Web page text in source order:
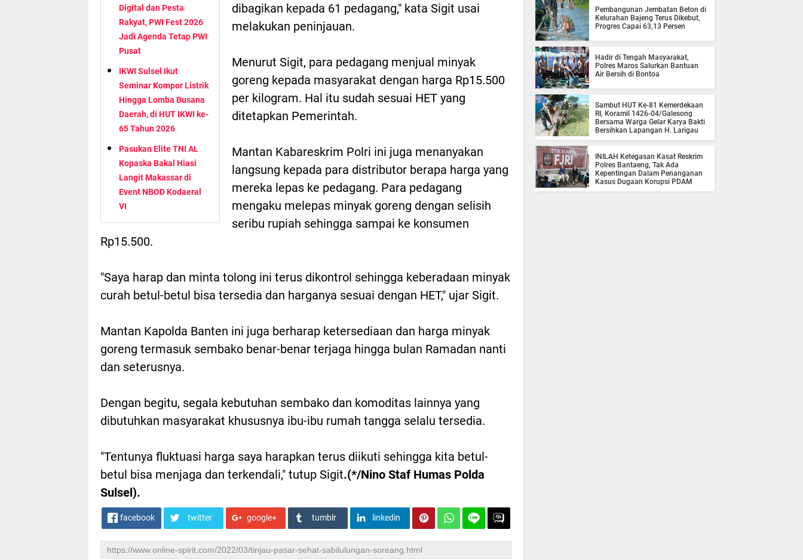
Digital dan Pesta
Rakyat, PWI Fest 2026
Jadi Agenda Tetap PWI
Pusat
IKWI Sulsel Ikut
Seminar Kompor Listrik
Hingga Lomba Busana
Daerah, di HUT IKWI ke-
65 Tahun 2026
Pasukan Elite TNI AL
Kopaska Bakal Hiasi
Langit Makassar di
Event NBOD Kodaeral
VI
dibagikan kepada 61 pedagang," kata Sigit usai
melakukan peninjauan.
Menurut Sigit, para pedagang menjual minyak
goreng kepada masyarakat dengan harga Rp15.500
per kilogram. Hal itu sudah sesuai HET yang
ditetapkan Pemerintah.
Mantan Kabareskrim Polri ini juga menanyakan
langsung kepada para distributor berapa harga yang
mereka lepas ke pedagang. Para pedagang
mengaku melepas minyak goreng dengan selisih
seribu rupiah sehingga sampai ke konsumen
Rp15.500.
"Saya harap dan minta tolong ini terus dikontrol sehingga keberadaan minyak
curah betul-betul bisa tersedia dan harganya sesuai dengan HET," ujar Sigit.
Mantan Kapolda Banten ini juga berharap ketersediaan dan harga minyak
goreng termasuk sembako benar-benar terjaga hingga bulan Ramadan nanti
dan seterusnya.
Dengan begitu, segala kebutuhan sembako dan komoditas lainnya yang
dibutuhkan masyarakat khususnya ibu-ibu rumah tangga selalu tersedia.
"Tentunya fluktuasi harga saya harapkan terus diikuti sehingga kita betul-
betul bisa menjaga dan terkendali," tutup Sigit.(*/Nino Staf Humas Polda
Sulsel).
facebook twitter google+ tumblr linkedin
Pembangunan Jembatan Beton di
Kelurahan Bajeng Terus Dikebut,
Progres Capai 63,13 Persen
Hadir di Tengah Masyarakat,
Polres Maros Salurkan Bantuan
Air Bersih di Bontoa
Sambut HUT Ke-81 Kemerdekaan
RI, Koramil 1426-04/Galesong
Bersama Warga Gelar Karya Bakti
Bersihkan Lapangan H. Larigau
INILAH Ketegasan Kasat Reskrim
Polres Bantaeng, Tak Ada
Kepentingan Dalam Penanganan
Kasus Dugaan Korupsi PDAM